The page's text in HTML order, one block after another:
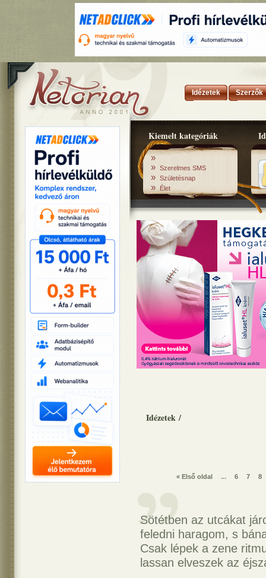
Idézetek Szerzők
Kiemelt kategóriák
»
» Szerelmes SMS
» Születésnap
» Élet
Idézetek /
« Első oldal ... 6 7 8
Sötétben az utcákat
feledni haragom, s
Csak lépek a zene
lassan elveszek az